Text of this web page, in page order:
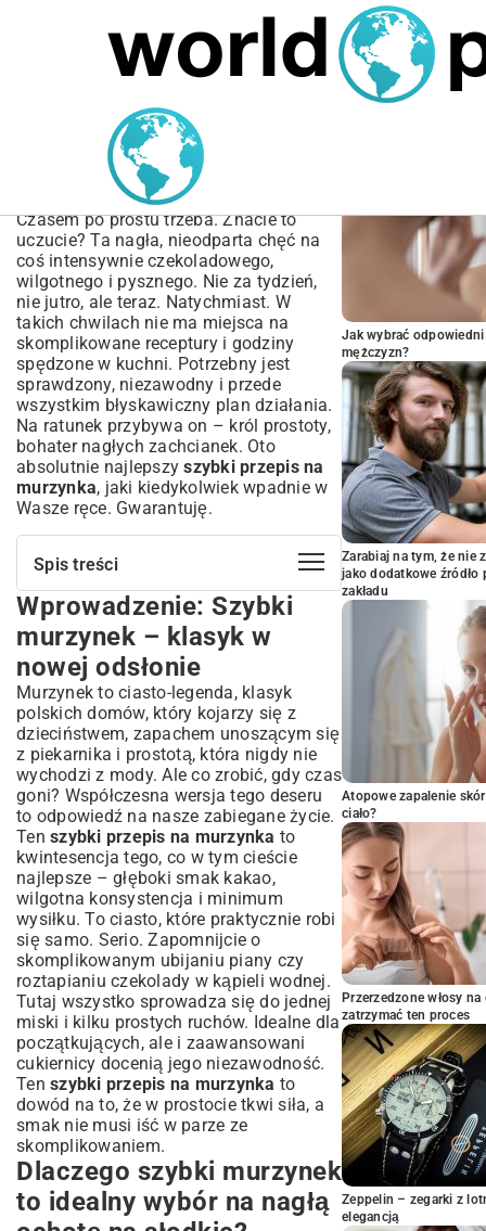
MARIUSZ ŁAMAGA 04.10.2025
Szybki Przepis na
Murzynka – Prosty i
Wilgotny
Czasem po prostu trzeba. Znacie to
uczucie? Ta nagła, nieodparta chęć na
coś intensywnie czekoladowego,
wilgotnego i pysznego. Nie za tydzień,
nie jutro, ale teraz. Natychmiast. W
takich chwilach nie ma miejsca na
skomplikowane receptury i godziny
spędzone w kuchni. Potrzebny jest
sprawdzony, niezawodny i przede
wszystkim błyskawiczny plan działania.
Na ratunek przybywa on – król prostoty,
bohater nagłych zachcianek. Oto
absolutnie najlepszyszybki przepis na
murzynka, jaki kiedykolwiek wpadnie w
Wasze ręce. Gwarantuję.
Spis treści
Wprowadzenie: Szybki murzynek –
klasyk w nowej odsłonie
Dlaczego szybki murzynek to idealny
wybór na nagłą ochotę na słodkie?
Krótka historia murzynka – skąd
pochodzi ten pyszny deser?
Niezbędne składniki na ekspresowego
murzynka
Podstawowe produkty, które masz zawsze
w kuchni
Składniki na murzynka z kremem – opcja
dla łasuchów
Prosty przepis na murzynka krok po
kroku
Przygotowanie ciasta – błyskawicznie i bez
wysiłku
Pieczenie – klucz do idealnej konsystencji
Wskazówki dla początkujących: unikaj
typowych błędów
Jak urozmaicić swojego szybkiego
murzynka? Pomysły na dodatki
Z owocami – świeżość i lekkość
Z orzechami lub kawałkami czekolady – dla
chrupiącej tekstury
Z polewą – czekoladową, kajmakową czy
lukrową?
Inspiracje na ciasto czekoladowe – inne
szybkie alternatywy
Wprowadzenie: Szybki
murzynek – klasyk w
nowej odsłonie
Murzynek to ciasto-legenda, klasyk
polskich domów, który kojarzy się z
dzieciństwem, zapachem unoszącym się
z piekarnika i prostotą, która nigdy nie
wychodzi z mody. Ale co zrobić, gdy czas
goni? Współczesna wersja tego deseru
to odpowiedź na nasze zabiegane życie.
Ten szybki przepis na murzynka to
kwintesencja tego, co w tym cieście
najlepsze – głęboki smak kakao,
wilgotna konsystencja i minimum
wysiłku. To ciasto, które praktycznie robi
się samo. Serio. Zapomnijcie o
skomplikowanym ubijaniu piany czy
roztapianiu czekolady w kąpieli wodnej.
Tutaj wszystko sprowadza się do jednej
miski i kilku prostych ruchów. Idealne dla
początkujących, ale i zaawansowani
cukiernicy docenią jego niezawodność.
Ten szybki przepis na murzynka to
dowód na to, że w prostocie tkwi siła, a
smak nie musi iść w parze ze
skomplikowaniem.
Dlaczego szybki murzynek
to idealny wybór na nagłą
Jak wybrać
mężczyzn?
Zarabiaj na tym, że nie
jako dodatkowe
zakładu
Atopowe zapalenie
ciało?
Przerzedzone włosy
zatrzymać ten proces
Zeppelin – zegarki z
elegancją